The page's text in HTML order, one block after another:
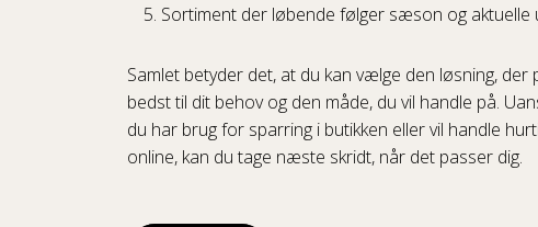
Sortiment der løbende følger sæson og aktuelle
Samlet betyder det, at du kan vælge den løsning, der
bedst til dit behov og den måde, du vil handle på.
du har brug for sparring i butikken eller vil handle
online, kan du tage næste skridt, når det passer dig.